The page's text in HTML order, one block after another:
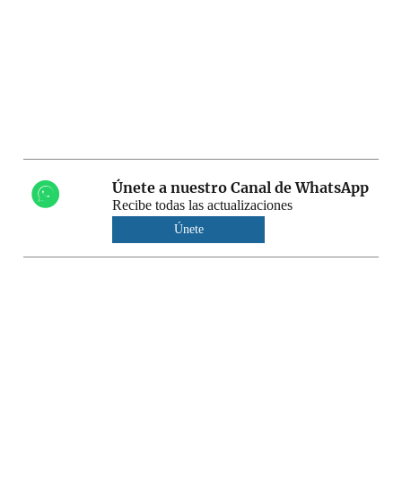
Únete a nuestro Canal de WhatsApp
Recibe todas las actualizaciones
Únete